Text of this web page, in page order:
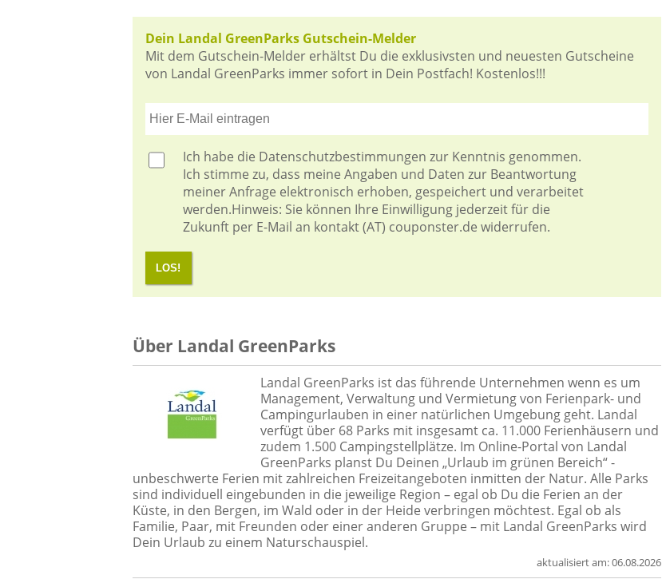
Dein Landal GreenParks Gutschein-Melder
Mit dem Gutschein-Melder erhältst Du die exklusivsten und neuesten Gutscheine
von Landal GreenParks immer sofort in Dein Postfach! Kostenlos!!!
Ich habe die Datenschutzbestimmungen zur Kenntnis genommen.
Ich stimme zu, dass meine Angaben und Daten zur Beantwortung
meiner Anfrage elektronisch erhoben, gespeichert und verarbeitet
werden.Hinweis: Sie können Ihre Einwilligung jederzeit für die
Zukunft per E-Mail an kontakt (AT) couponster.de widerrufen.
LOS!
Über Landal GreenParks
Landal GreenParks ist das führende Unternehmen wenn es um
Management, Verwaltung und Vermietung von Ferienpark- und
Campingurlauben in einer natürlichen Umgebung geht. Landal
verfügt über 68 Parks mit insgesamt ca. 11.000 Ferienhäusern und
zudem 1.500 Campingstellplätze. Im Online-Portal von Landal
GreenParks planst Du Deinen „Urlaub im grünen Bereich“ -
unbeschwerte Ferien mit zahlreichen Freizeitangeboten inmitten der Natur. Alle Parks
sind individuell eingebunden in die jeweilige Region – egal ob Du die Ferien an der
Küste, in den Bergen, im Wald oder in der Heide verbringen möchtest. Egal ob als
Familie, Paar, mit Freunden oder einer anderen Gruppe – mit Landal GreenParks wird
Dein Urlaub zu einem Naturschauspiel.
aktualisiert am:06.08.2026